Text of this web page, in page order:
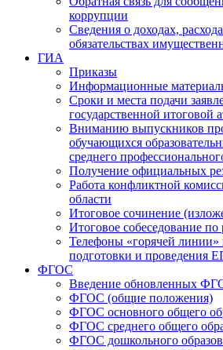
коррупции
Сведения о доходах,
обязательствах
ГИА
Приказы
Информационные
Сроки и места подачи
государственной итоговой
Вниманию выпускников
обучающихся
среднего
Получение официальных
Работа конфликтной
области
Итоговое сочинение
Итоговое собеседование по
Телефоны «горячей линии»
подготовки и проведения
ФГОС
Введение обновленных
ФГОС (общие положения)
ФГОС основного общего
ФГОС среднего общего
ФГОС дошкольного